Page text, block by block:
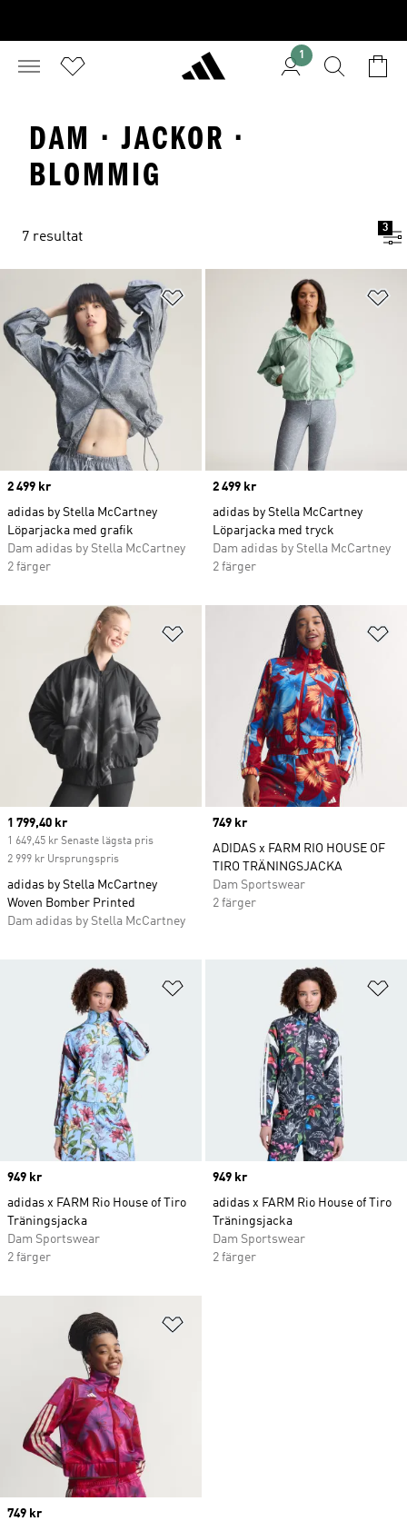
1
DAM · JACKOR ·
BLOMMIG
7 resultat
3
Lägg till på önskelistan
Price
2 499 kr
adidas by Stella McCartney
Löparjacka med grafik
Dam adidas by Stella McCartney
2 färger
Price
2 499 kr
adidas by Stella McCartney
Löparjacka med tryck
Dam adidas by Stella McCartney
2 färger
Lägg till på önskelistan
Current price
1 799,40 kr
1 649,45 kr Senaste lägsta pris
2 999 kr Ursprungspris
adidas by Stella McCartney
Woven Bomber Printed
Dam adidas by Stella McCartney
Price
749 kr
ADIDAS x FARM RIO HOUSE OF
TIRO TRÄNINGSJACKA
Dam Sportswear
2 färger
Lägg till på önskelistan
Price
949 kr
adidas x FARM Rio House of Tiro
Träningsjacka
Dam Sportswear
2 färger
Price
949 kr
adidas x FARM Rio House of Tiro
Träningsjacka
Dam Sportswear
2 färger
Price
749 kr